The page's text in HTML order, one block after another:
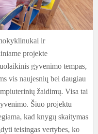
ir
projekte
gyvenimo tempas,
vis naujesnių bei daugiau
žaidimų. Visa tai
Šiuo projektu
kad knygų skaitymas
teisingas vertybes, ko